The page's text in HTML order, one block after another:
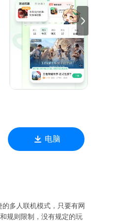
电脑
多人联机模式，只要有网
规则限制，没有规定的玩